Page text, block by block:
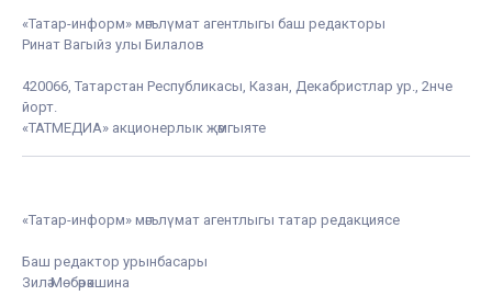
«Татар-информ» мәгълүмат агентлыгы баш редакторы
Ринат Вагыйз улы Билалов
420066, Татарстан Республикасы, Казан, Декабристлар ур., 2нче
йорт.
«ТАТМЕДИА» акционерлык җәмгыяте
«Татар-информ» мәгълүмат агентлыгы татар редакциясе
Баш редактор урынбасары
Зилә Мөбәрәкшина